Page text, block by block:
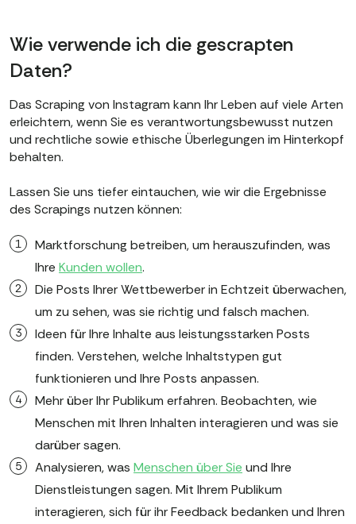
Wie verwende ich die gescrapten
Daten?
Das Scraping von Instagram kann Ihr Leben auf viele Arten
erleichtern, wenn Sie es verantwortungsbewusst nutzen
und rechtliche sowie ethische Überlegungen im Hinterkopf
behalten.
Lassen Sie uns tiefer eintauchen, wie wir die Ergebnisse
des Scrapings nutzen können:
Marktforschung betreiben, um herauszufinden, was
Ihre Kunden wollen.
Die Posts Ihrer Wettbewerber in Echtzeit überwachen,
um zu sehen, was sie richtig und falsch machen.
Ideen für Ihre Inhalte aus leistungsstarken Posts
finden. Verstehen, welche Inhaltstypen gut
funktionieren und Ihre Posts anpassen.
Mehr über Ihr Publikum erfahren. Beobachten, wie
Menschen mit Ihren Inhalten interagieren und was sie
darüber sagen.
Analysieren, was Menschen über Sie und Ihre
Dienstleistungen sagen. Mit Ihrem Publikum
interagieren, sich für ihr Feedback bedanken und Ihren